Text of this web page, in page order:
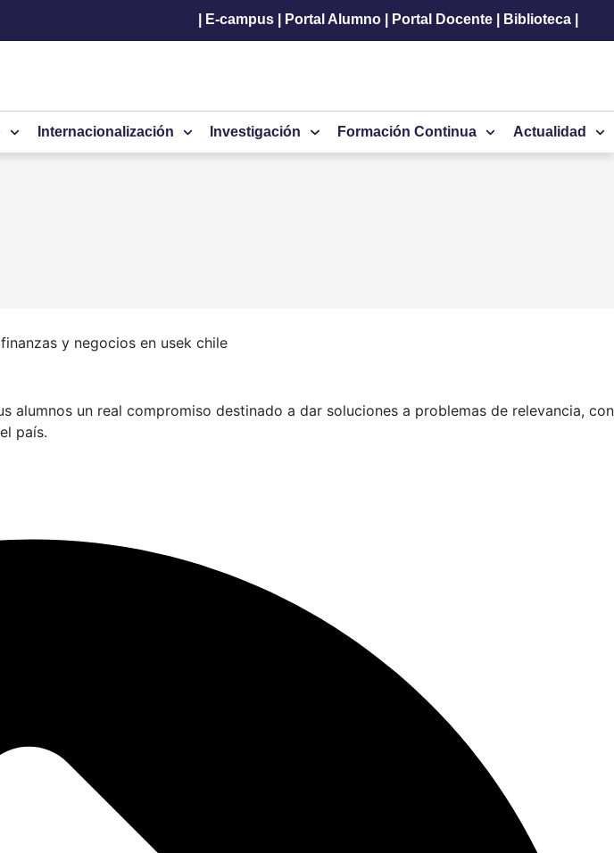
E-campus Portal Alumno Portal Docente Biblioteca
Internacionalización Investigación Formación Continua Actualidad
un real compromiso destinado a dar soluciones a problemas de relevancia, con
país.